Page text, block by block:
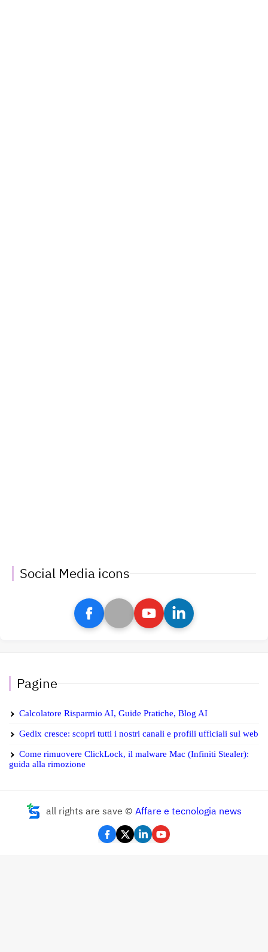
Social Media icons
Pagine
Calcolatore Risparmio AI, Guide Pratiche, Blog AI
Gedix cresce: scopri tutti i nostri canali e profili ufficiali sul web
Come rimuovere ClickLock, il malware Mac (Infiniti Stealer):
guida alla rimozione
all rights are save © Affare e tecnologia news